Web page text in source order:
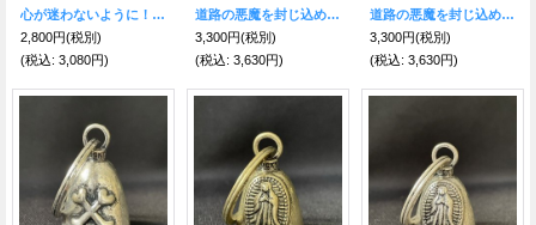
心が迷わないように！進むべき道を示す★ヴァイキングコンパス キーリングホワイト 聖なるルーン文字〜Vegvisir〜
2,800円(税別)
(税込: 3,080円)
道路の悪魔を封じ込め、様々な災難から身を守る★バイカーベル キーリング フェザーS
3,300円(税別)
(税込: 3,630円)
道路の悪魔を封じ込め、様々な災難から身を守る★バイカーベル キーリング クロスG
3,300円(税別)
(税込: 3,630円)